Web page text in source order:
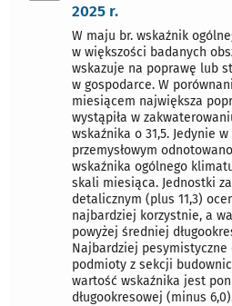
2025 r.
W maju br. wskaźnik
w większości badanych
wskazuje na poprawę lub
w gospodarce. W
miesiącem największa
wystąpiła w
wskaźnika o 31,5. Jedynie
przemysłowym
wskaźnika ogólnego
skali miesiąca. Jednostki
detalicznym (plus 11,3)
najbardziej korzystnie, a
powyżej średniej
Najbardziej pesymistyczne
podmioty z sekcji
wartość wskaźnika jest
długookresowej (minus